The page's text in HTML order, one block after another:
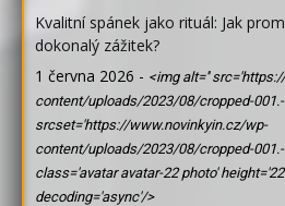
Kvalitní spánek jako rituál: Jak
dokonalý zážitek?
1 června 2026 - <img alt=''
content/uploads/2023/08/cropped-
srcset='https://www.novinkyin.cz/wp-
content/uploads/2023/08/cropped-
class='avatar avatar-22 photo'
decoding='async'/>